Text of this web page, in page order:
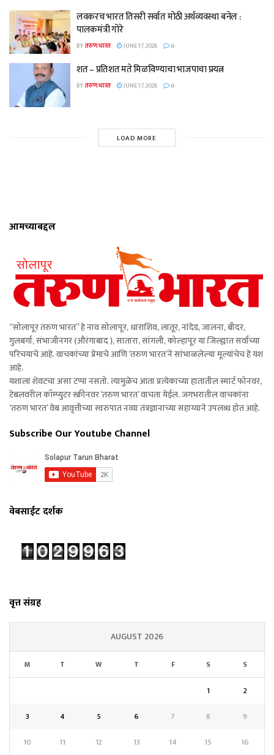
लवकरच भारत तिसरी सर्वात मोठी अर्थव्यवस्था बनेल :
पालकमंत्री गोरे
BYतरुण भारत JUNE 17, 2026 0
शत – प्रतिशत मते मिळविण्याचा भाजपाचा प्रयत्न
BYतरुण भारत JUNE 17, 2026 0
LOAD MORE
आमच्याबद्दल
“सोलापूर तरुण भारत” हे नाव सोलापूर, धाराशिव, लातूर, नांदेड, जालना, बीदर,
गुलबर्गा, संभाजीनगर (औरंगाबाद ), सातारा, सांगली, कोल्हापूर या जिल्ह्यात सर्वांच्या
परिचयाचे आहे. वाचकांच्या प्रेमाचे आणि ‘तरुण भारत’ने सांभाळलेल्या मूल्यांचेच हे यश
आहे.
यशाला शेवटचा असा टप्पा नसतो. त्यामुळेच आता प्रत्येकाच्या हातातील स्मार्ट फोनवर,
टेबलवरील कॉम्प्युटर स्क्रीनवर ‘तरुण भारत’ वाचता येईल. जगभरातील वाचकांना
‘तरुण भारत’ वेब आवृत्तीच्या स्वरुपात नव्या तंत्रज्ञानाच्या सहाय्याने उपलब्ध होत आहे.
Subscribe Our Youtube Channel
वेबसाईट दर्शक
वृत्त संग्रह
AUGUST 2026
M T W T F S S
1
2
3
4 5 6 7 8
9
10
11 12 13 14 15 16